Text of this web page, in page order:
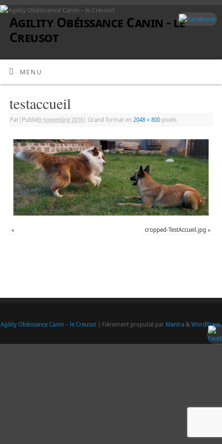
Agility Obéissance Canin - le
Creusot
MENU
testaccueil
Par| Publié9 novembre 2016| Grand format en 2048 × 800pixels
« cropped-TestAccueil.jpg »
Agility Obéissance Canin – le Creusot | Fièrement propulsé par Mantra & WordPress.